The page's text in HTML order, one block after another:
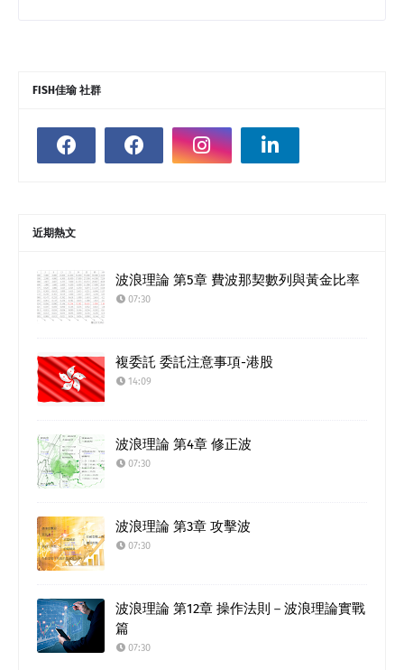
FISH佳瑜 社群
近期熱文
波浪理論 第5章 費波那契數列與黃金比率
07:30
複委託 委託注意事項-港股
14:09
波浪理論 第4章 修正波
07:30
波浪理論 第3章 攻擊波
07:30
波浪理論 第12章 操作法則－波浪理論實戰
篇
07:30